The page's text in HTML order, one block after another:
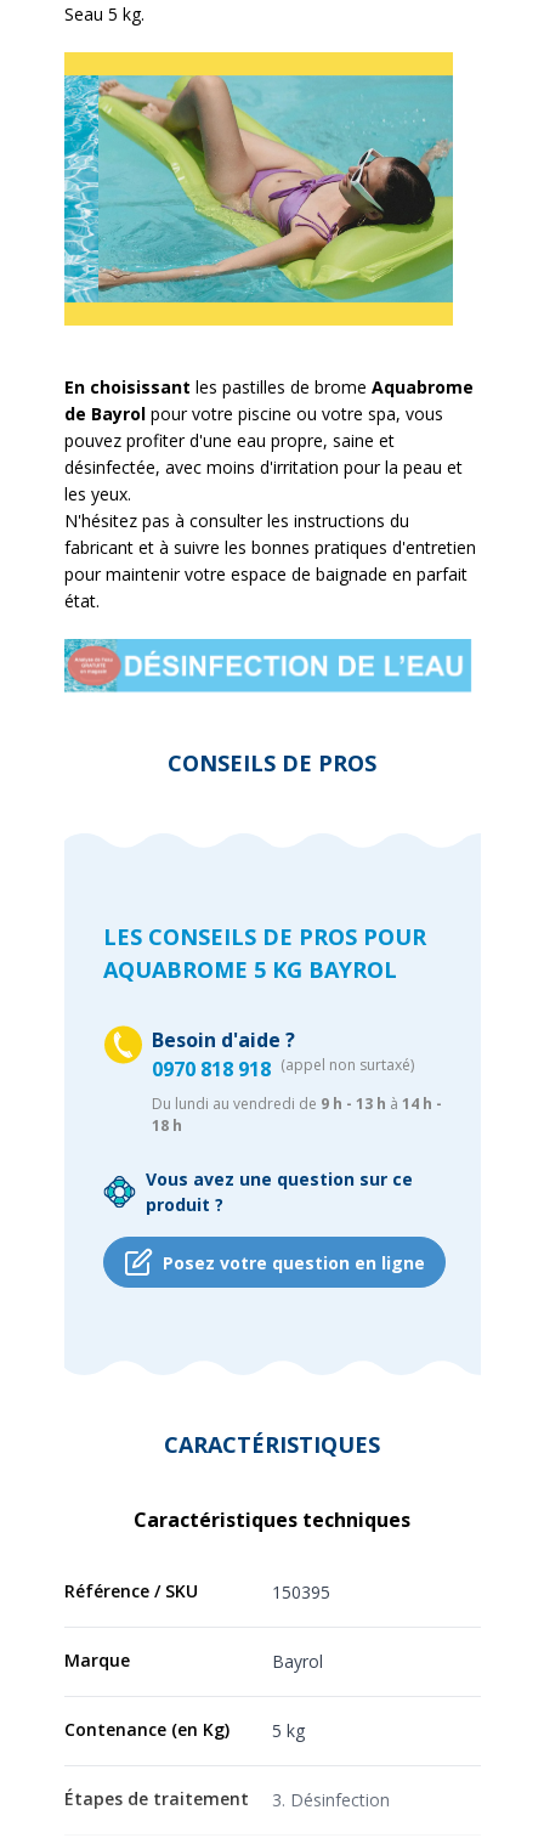
Seau 5 kg.
En choisissant les pastilles de brome Aquabrome
de Bayrol pour votre piscine ou votre spa, vous
pouvez profiter d'une eau propre, saine et
désinfectée, avec moins d'irritation pour la peau et
les yeux.
N'hésitez pas à consulter les instructions du
fabricant et à suivre les bonnes pratiques d'entretien
pour maintenir votre espace de baignade en parfait
état.
CONSEILS DE PROS
LES CONSEILS DE PROS POUR
AQUABROME 5 KG BAYROL
Besoin d'aide ?
0970 818 918 (appel non surtaxé)
Du lundi au vendredi de 9 h - 13 h à 14 h -
18 h
Vous avez une question sur ce
produit ?
Posez votre question en ligne
CARACTÉRISTIQUES
Caractéristiques techniques
Référence / SKU 150395
Marque Bayrol
Contenance (en Kg) 5 kg
Étapes de traitement 3. Désinfection